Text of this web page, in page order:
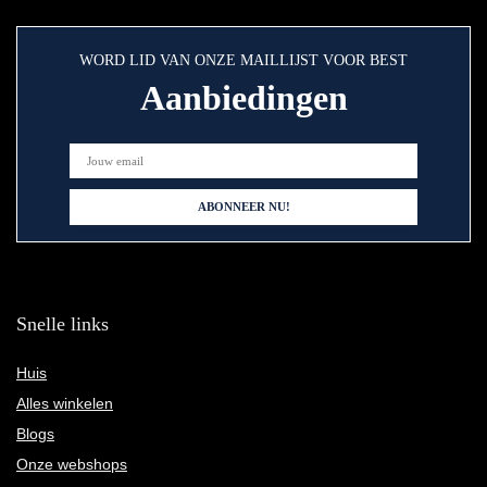
WORD LID VAN ONZE MAILLIJST VOOR BEST
Aanbiedingen
Snelle links
Huis
Alles winkelen
Blogs
Onze webshops